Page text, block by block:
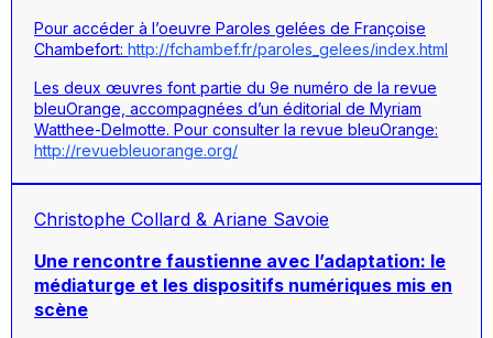
Pour accéder à l’oeuvre Paroles gelées de Françoise
Chambefort: http://fchambef.fr/paroles_gelees/index.html
Les deux œuvres font partie du 9e numéro de la revue
bleuOrange, accompagnées d’un éditorial de Myriam
Watthee-Delmotte. Pour consulter la revue bleuOrange:
http://revuebleuorange.org/
Christophe Collard & Ariane Savoie
Une rencontre faustienne avec l’adaptation: le
médiaturge et les dispositifs numériques mis en
scène